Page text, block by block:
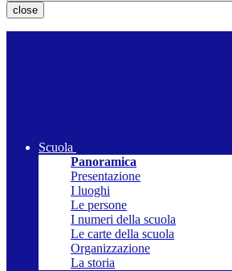
close
Scuola
Panoramica
Presentazione
I luoghi
Le persone
I numeri della scuola
Le carte della scuola
Organizzazione
La storia